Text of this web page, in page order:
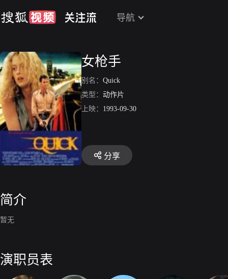
导航
女枪手
别名： Quick
类型： 动作片
上映： 1993-09-30
分享
简介
暂无
演职员表